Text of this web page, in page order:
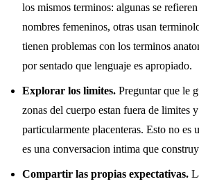
los mismos terminos: algunas se
nombres femeninos, otras usan
tienen problemas con los terminos
por sentado que lenguaje es apropiado.
Explorar los limites. Preguntar que le
zonas del cuerpo estan fuera de limites
particularmente placenteras. Esto no es
es una conversacion intima que
Compartir las propias expectativas.